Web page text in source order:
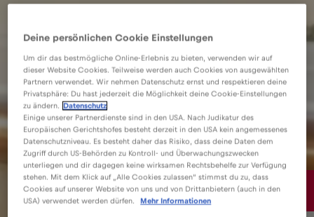
15€/GB
Deine persönlichen Cookie Einstellungen
Um dir das bestmögliche Online-Erlebnis zu bieten, verwenden wir auf
dieser Website Cookies. Teilweise werden auch Cookies von ausgewählten
Partnern verwendet. Wir nehmen Datenschutz ernst und respektieren deine
Privatsphäre: Du hast jederzeit die Möglichkeit deine Cookie-Einstellungen
zu ändern.
Datenschutz
Einige unserer Partnerdienste sind in den USA. Nach Judikatur des
Europäischen Gerichtshofes besteht derzeit in den USA kein angemessenes
Datenschutzniveau. Es besteht daher das Risiko, dass deine Daten dem
Zugriff durch US-Behörden zu Kontroll- und Überwachungszwecken
unterliegen und dir dagegen keine wirksamen Rechtsbehelfe zur Verfügung
stehen. Mit dem Klick auf „Alle Cookies zulassen“ stimmst du zu, dass
Cookies auf unserer Website von uns und von Drittanbietern (auch in den
USA) verwendet werden dürfen.
Mehr Informationen